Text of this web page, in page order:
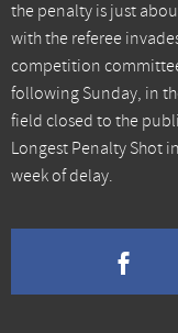
the penalty is just
with the referee
competition
following Sunday, in
field closed to the
Longest Penalty Shot
week of delay.